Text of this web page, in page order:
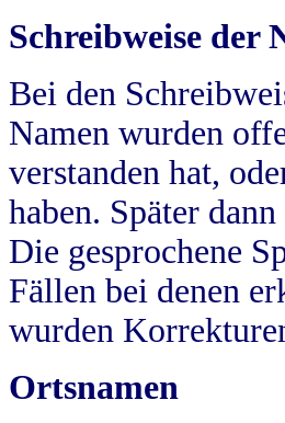
Schreibweise der
Bei den
Namen wurden
verstanden hat,
haben. Später
Die gesprochene
Fällen bei denen
wurden
Ortsnamen